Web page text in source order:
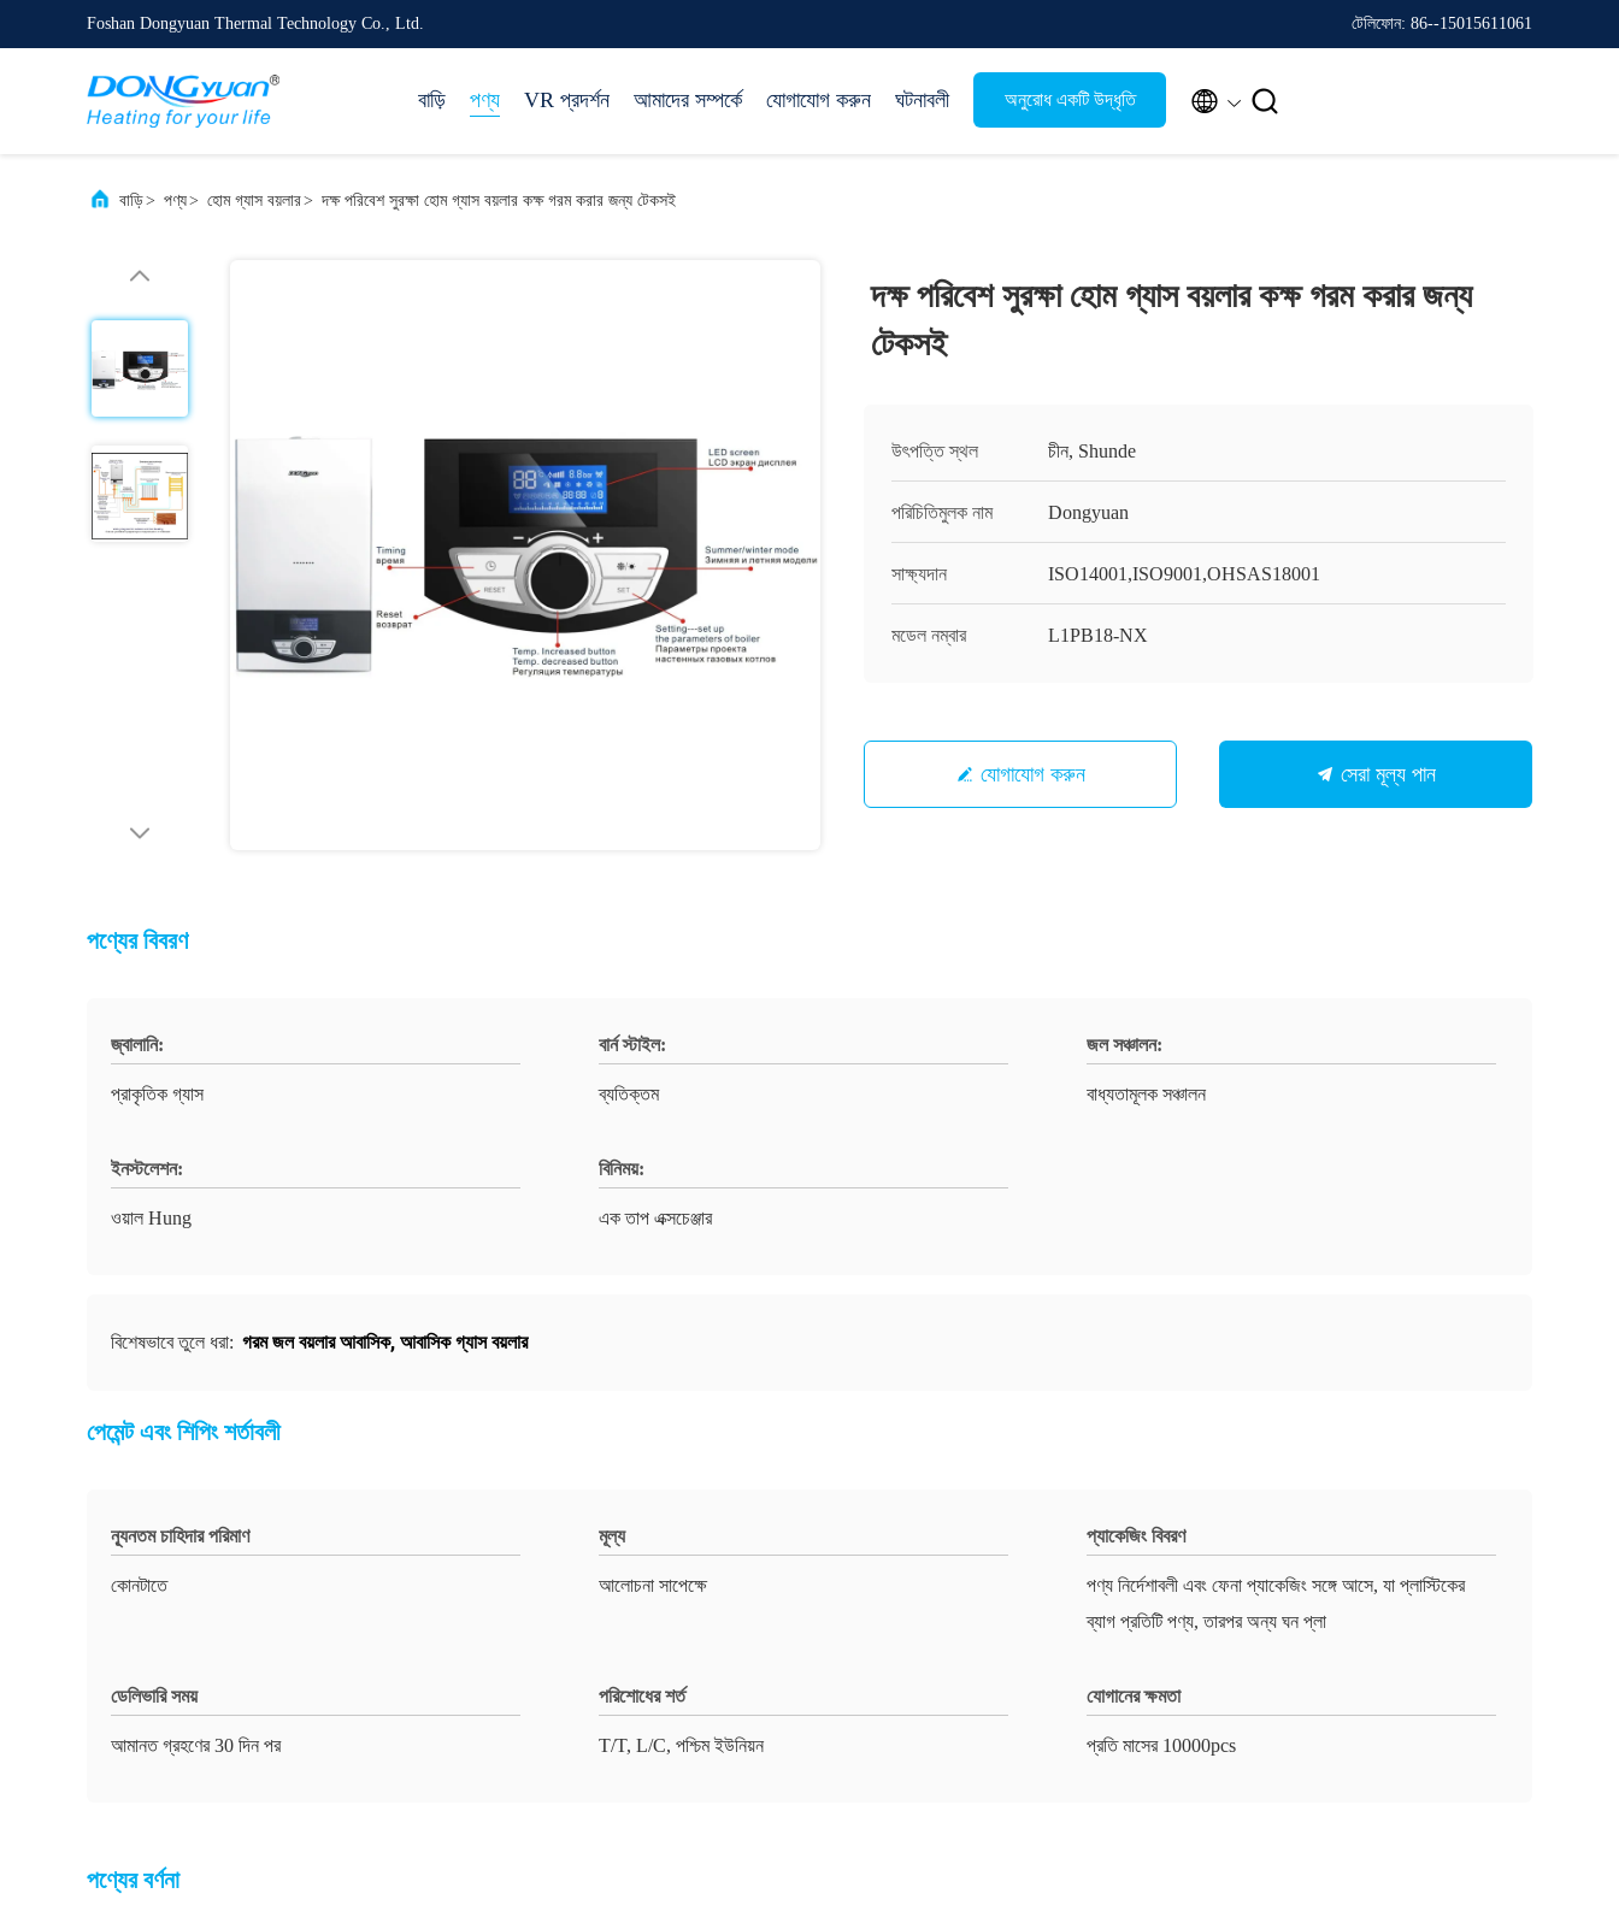
Foshan Dongyuan Thermal Technology Co., Ltd. টেলিফোন: 86--15015611061
বাড়ি পণ্য VR প্রদর্শন আমাদের সম্পর্কে যোগাযোগ করুন ঘটনাবলী অনুরোধ একটি উদ্ধৃতি  
বাড়ি> পণ্য> হোম গ্যাস বয়লার> দক্ষ পরিবেশ সুরক্ষা হোম গ্যাস বয়লার কক্ষ গরম করার জন্য টেকসই
দক্ষ পরিবেশ সুরক্ষা হোম গ্যাস বয়লার কক্ষ গরম করার জন্য
টেকসই
উৎপত্তি স্থল চীন, Shunde
পরিচিতিমুলক নাম Dongyuan
সাক্ষ্যদান ISO14001,ISO9001,OHSAS18001
মডেল নম্বার L1PB18-NX
যোগাযোগ করুন সেরা মূল্য পান
পণ্যের বিবরণ
জ্বালানি:
প্রাকৃতিক গ্যাস
বার্ন স্টাইল:
ব্যতিক্তম
জল সঞ্চালন:
বাধ্যতামূলক সঞ্চালন
ইনস্টলেশন:
ওয়াল Hung
বিনিময়:
এক তাপ এক্সচেঞ্জার
বিশেষভাবে তুলে ধরা: গরম জল বয়লার আবাসিক, আবাসিক গ্যাস বয়লার
পেমেন্ট এবং শিপিং শর্তাবলী
ন্যূনতম চাহিদার পরিমাণ
কোনটাতে
মূল্য
আলোচনা সাপেক্ষে
প্যাকেজিং বিবরণ
পণ্য নির্দেশাবলী এবং ফেনা প্যাকেজিং সঙ্গে আসে, যা প্লাস্টিকের
ব্যাগ প্রতিটি পণ্য, তারপর অন্য ঘন প্লা
ডেলিভারি সময়
আমানত গ্রহণের 30 দিন পর
পরিশোধের শর্ত
T/T, L/C, পশ্চিম ইউনিয়ন
যোগানের ক্ষমতা
প্রতি মাসের 10000pcs
পণ্যের বর্ণনা